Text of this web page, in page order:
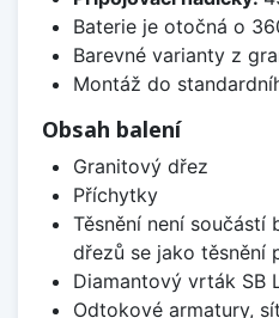
Baterie je otočná o
Barevné varianty z
Montáž do
Obsah balení
Granitový dřez
Příchytky
Těsnění není součástí
dřezů se jako těsnění
Diamantový vrták SB
Odtokové armatury,